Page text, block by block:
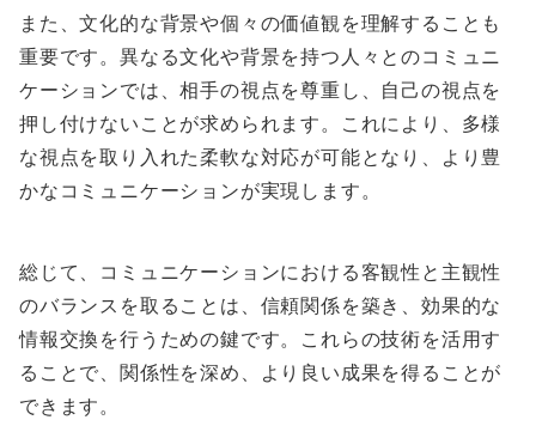
また、文化的な背景や個々の価値観を理解することも
重要です。異なる文化や背景を持つ人々とのコミュニ
ケーションでは、相手の視点を尊重し、自己の視点を
押し付けないことが求められます。これにより、多様
な視点を取り入れた柔軟な対応が可能となり、より豊
かなコミュニケーションが実現します。
総じて、コミュニケーションにおける客観性と主観性
のバランスを取ることは、信頼関係を築き、効果的な
情報交換を行うための鍵です。これらの技術を活用す
ることで、関係性を深め、より良い成果を得ることが
できます。